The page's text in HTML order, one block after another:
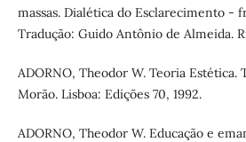
massas. Dialética do Esclarecimento -
Tradução: Guido Antônio de Almeida.
ADORNO, Theodor W. Teoria Estética.
Morão. Lisboa: Edições 70, 1992.
ADORNO, Theodor W. Educação e